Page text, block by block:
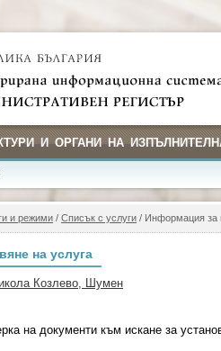
И ОРГАНИ НА
и режими / Списък с услуги / Информация за
на услуга
Козлево, Шумен
на документи към искане за